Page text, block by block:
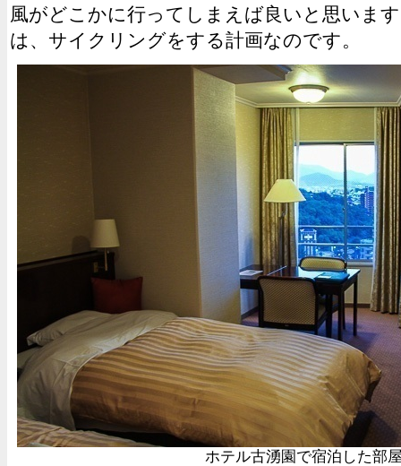
風がどこかに行ってしまえば良いと思いま
は、サイクリングをする計画なのです。
ホテル古湧園で宿泊した部